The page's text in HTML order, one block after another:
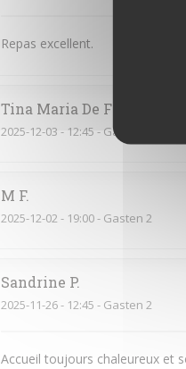
Repas excellent.
Tina Maria De Fatima
2025-12-03 - 12:45 - Gasten 3
M F
2025-12-02 - 19:00 - Gasten 2
Sandrine P
2025-11-26- 12:45 - Gasten 2
Accueil toujours chaleureux et